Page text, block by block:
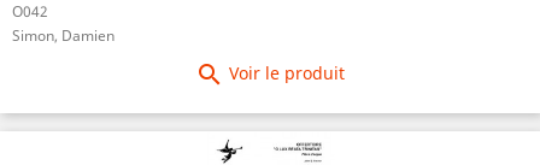
O042
Simon, Damien
 Voir le produit